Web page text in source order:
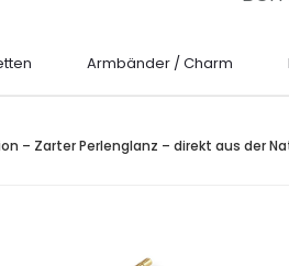
Armbänder / Charm
– Zarter Perlenglanz – direkt aus der